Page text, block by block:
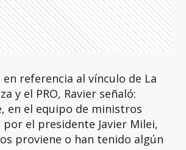
referencia al vínculo de La
y el PRO, Ravier señaló:
en el equipo de ministros
por el presidente Javier Milei,
proviene o han tenido algún